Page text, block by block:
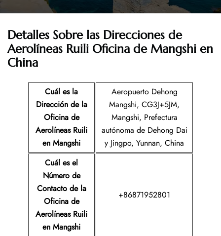
Detalles Sobre las Direcciones de
Aerolíneas Ruili Oficina de Mangshi en
China
Cuál es la
Dirección de la
Oficina de
Aerolíneas Ruili
en Mangshi
Aeropuerto Dehong
Mangshi, CG3J+5JM,
Mangshi, Prefectura
autónoma de Dehong Dai
y Jingpo, Yunnan, China
Cuál es el
Número de
Contacto de la
Oficina de
Aerolíneas Ruili
en Mangshi
+86871952801